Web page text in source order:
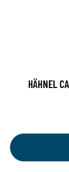
HÄHNEL